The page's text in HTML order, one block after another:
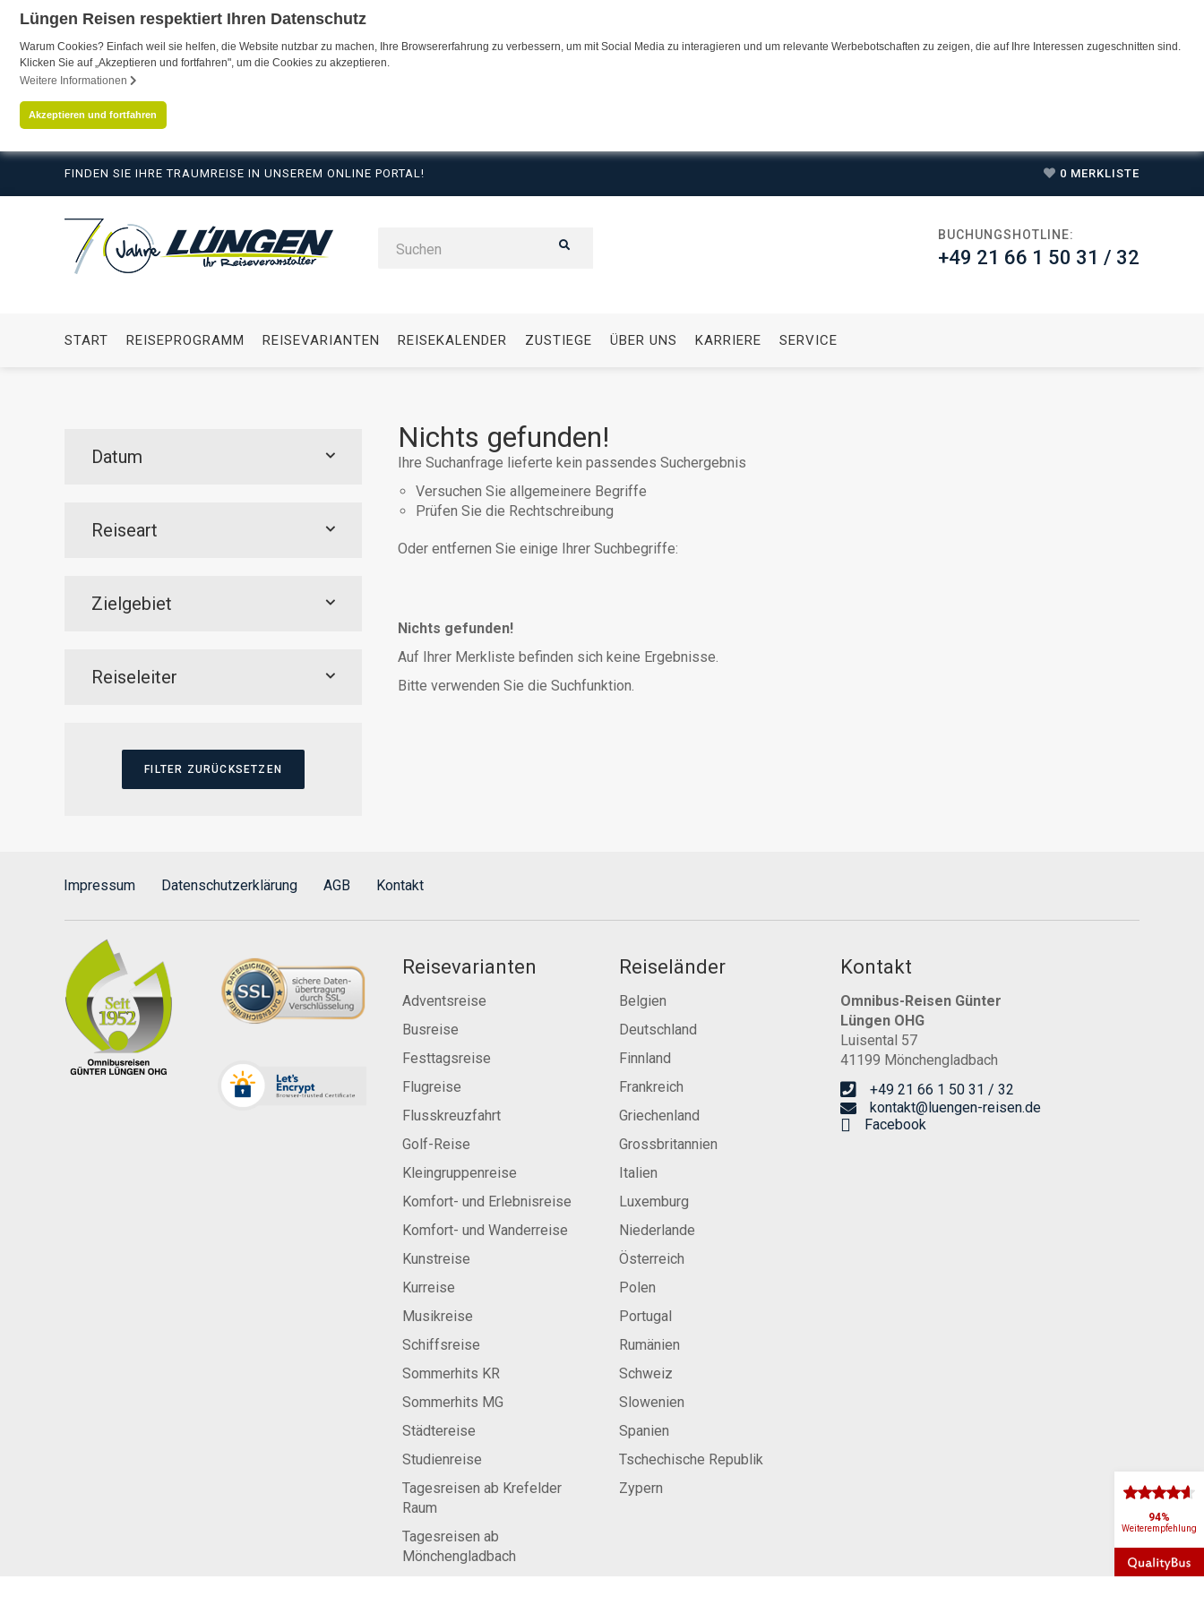
Lüngen Reisen respektiert Ihren Datenschutz
Warum Cookies? Einfach weil sie helfen, die Website nutzbar zu machen, Ihre Browsererfahrung zu verbessern, um mit Social Media zu interagieren und um relevante Werbebotschaften zu zeigen, die auf Ihre Interessen zugeschnitten sind.
Klicken Sie auf „Akzeptieren und fortfahren", um die Cookies zu akzeptieren.
Weitere Informationen
Akzeptieren und fortfahren
FINDEN SIE IHRE TRAUMREISE IN UNSEREM ONLINE PORTAL! 0 MERKLISTE
BUCHUNGSHOTLINE:
+49 21 66 1 50 31 / 32
START REISEPROGRAMM REISEVARIANTEN REISEKALENDER ZUSTIEGE ÜBER UNS KARRIERE SERVICE
Datum
Reiseart
Zielgebiet
Reiseleiter
Nichts gefunden!
Ihre Suchanfrage lieferte kein passendes Suchergebnis
Versuchen Sie allgemeinere Begriffe
Prüfen Sie die Rechtschreibung
Oder entfernen Sie einige Ihrer Suchbegriffe:
Nichts gefunden!
Auf Ihrer Merkliste befinden sich keine Ergebnisse.
Bitte verwenden Sie die Suchfunktion.
Impressum Datenschutzerklärung AGB Kontakt
94%
Weiterempfehlung
Reisevarianten
Adventsreise
Busreise
Festtagsreise
Flugreise
Flusskreuzfahrt
Golf-Reise
Kleingruppenreise
Komfort- und Erlebnisreise
Komfort- und Wanderreise
Kunstreise
Kurreise
Musikreise
Schiffsreise
Sommerhits KR
Sommerhits MG
Städtereise
Studienreise
Tagesreisen ab Krefelder
Raum
Tagesreisen ab
Mönchengladbach
Reiseländer
Belgien
Deutschland
Finnland
Frankreich
Griechenland
Grossbritannien
Italien
Luxemburg
Niederlande
Österreich
Polen
Portugal
Rumänien
Schweiz
Slowenien
Spanien
Tschechische Republik
Zypern
Kontakt
Omnibus-Reisen Günter
Lüngen OHG
Luisental 57
41199 Mönchengladbach
+49 21 66 1 50 31 / 32
kontakt@luengen-reisen.de
Facebook